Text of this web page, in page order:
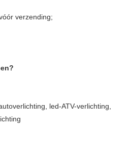
led-ATV-verlichting,